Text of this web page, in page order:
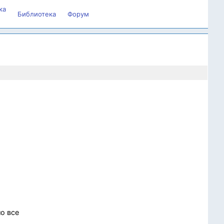
Библиотека Форум
все